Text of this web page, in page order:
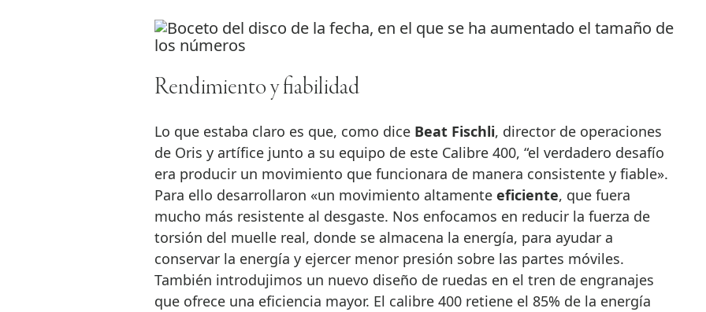
Rendimiento y fiabilidad
Lo que estaba claro es que, como dice Beat Fischli, director de operaciones
de Oris y artífice junto a su equipo de este Calibre 400, “el verdadero desafío
era producir un movimiento que funcionara de manera consistente y fiable».
Para ello desarrollaron «un movimiento altamenteeficiente, que fuera
mucho más resistente al desgaste. Nos enfocamos en reducir la fuerza de
torsión del muelle real, donde se almacena la energía, para ayudar a
conservar la energía y ejercer menor presión sobre las partes móviles.
También introdujimos un nuevo diseño de ruedas en el tren de engranajes
que ofrece una eficiencia mayor. El calibre 400 retiene el 85% de la energía